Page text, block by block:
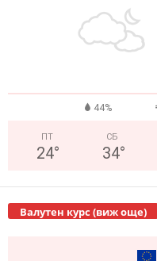
44%
ПТ
24°
СБ
34°
Валутен курс (виж още)